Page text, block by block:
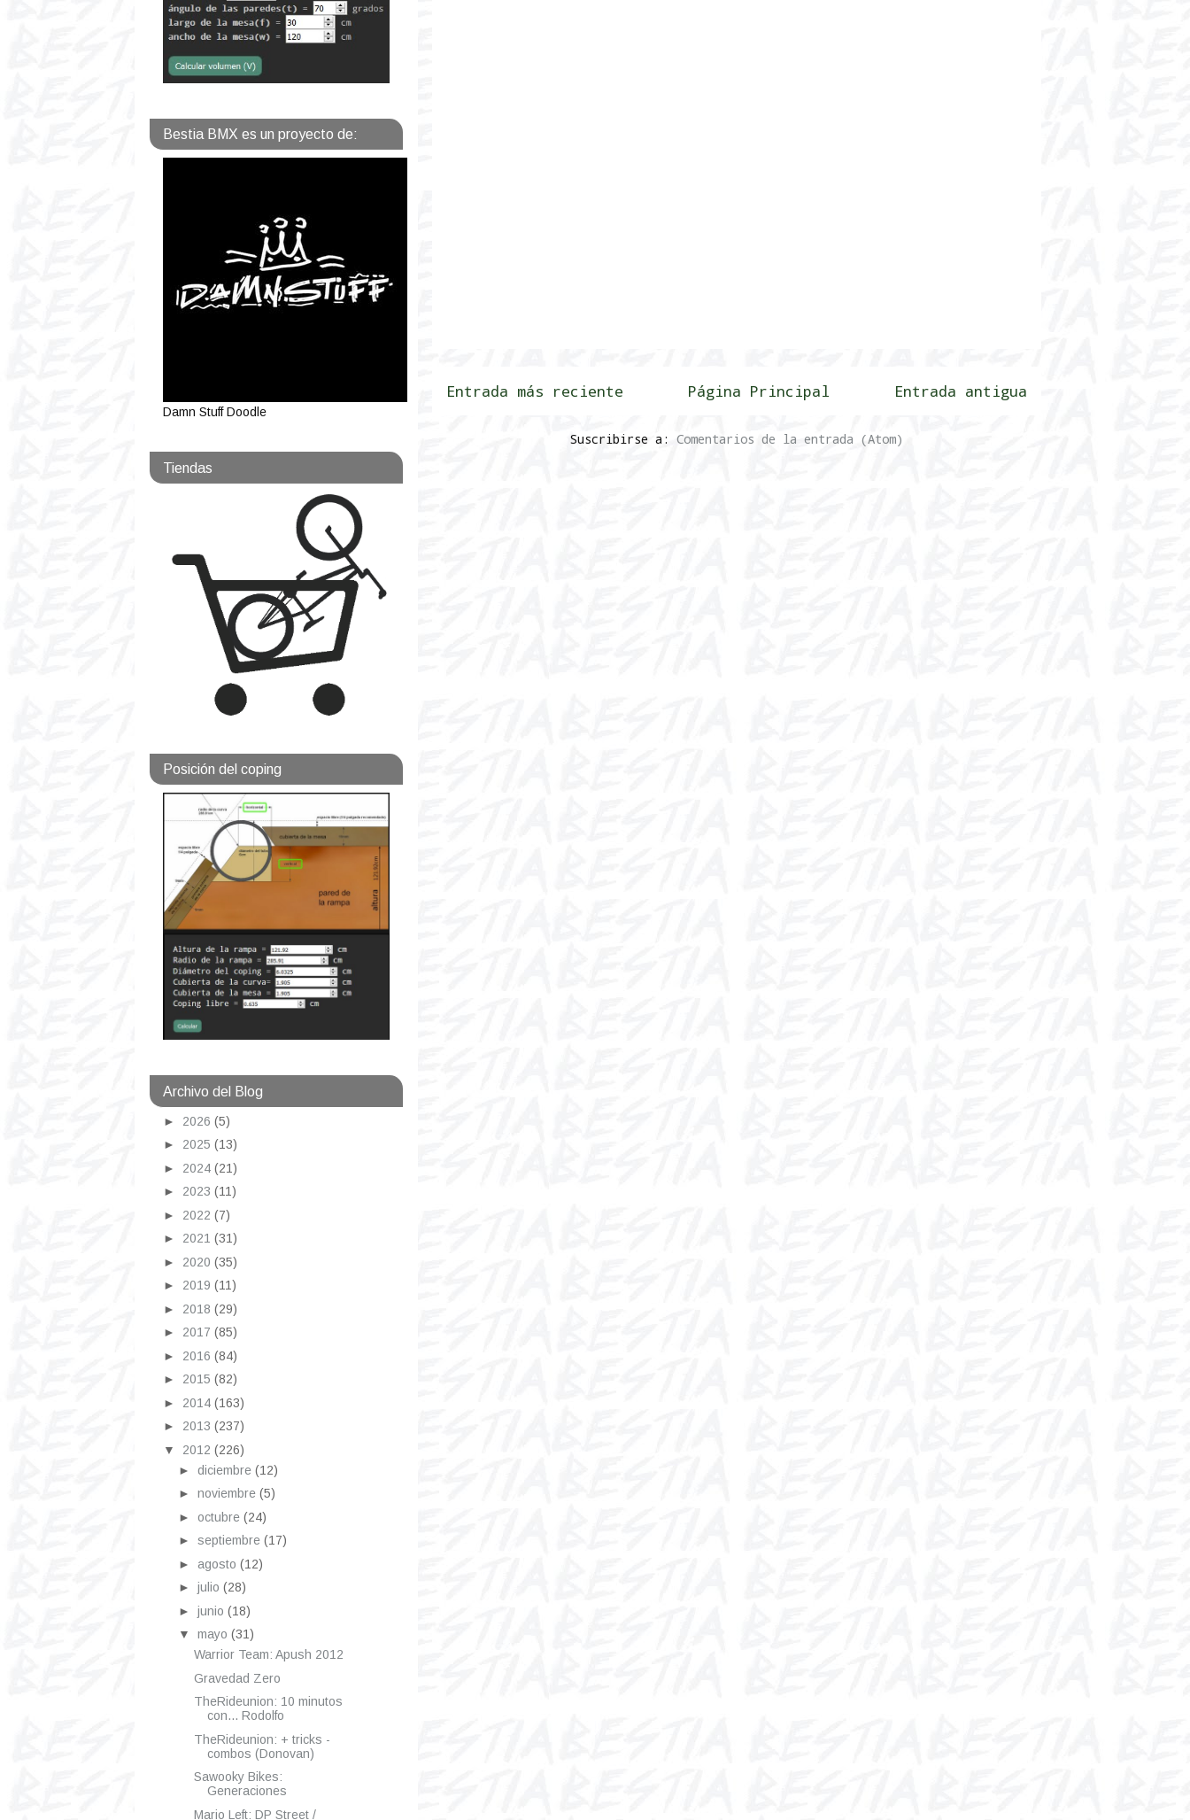
Entrada más reciente Entrada antigua
Página Principal
Suscribirse a: Comentarios de la entrada (Atom)
Bestia BMX es un proyecto de:
Damn Stuff Doodle
Tiendas
Posición del coping
Archivo del Blog
► 2026 (5)
► 2025 (13)
► 2024 (21)
► 2023 (11)
► 2022 (7)
► 2021 (31)
► 2020 (35)
► 2019 (11)
► 2018 (29)
► 2017 (85)
► 2016 (84)
► 2015 (82)
► 2014 (163)
► 2013 (237)
▼ 2012 (226)
► diciembre (12)
► noviembre (5)
► octubre (24)
► septiembre (17)
► agosto (12)
► julio (28)
► junio (18)
▼ mayo (31)
Warrior Team: Apush 2012
Gravedad Zero
TheRideunion: 10 minutos
con... Rodolfo
TheRideunion: + tricks -
combos (Donovan)
Sawooky Bikes:
Generaciones
Mario Left: DP Street /